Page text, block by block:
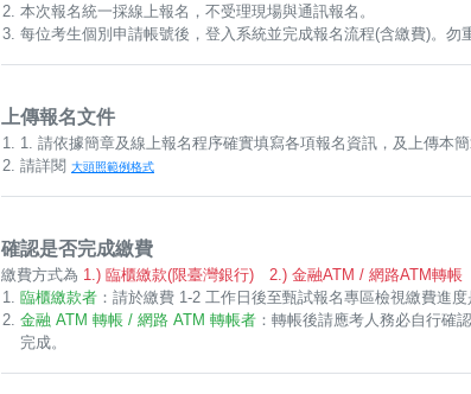
本次報名統一採線上報名，不受理現場與通訊報名。
每位考生個別申請帳號後，登入系統並完成報名流程(含繳費)。
上傳報名文件
1. 請依據簡章及線上報名程序確實填寫各項報名資訊，及上傳本
請詳閱 大頭照範例格式
確認是否完成繳費
繳費方式為 1.) 臨櫃繳款(限臺灣銀行) 2.) 金融ATM / 網路ATM轉帳
臨櫃繳款者 ：請於繳費 1-2 工作日後至甄試報名專區檢視繳費進度
金融 ATM 轉帳 / 網路 ATM 轉帳者 ：轉帳後請應考人務必自行確
完成。